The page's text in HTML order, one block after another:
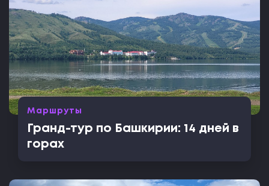
Маршруты
Гранд-тур по Башкирии: 14 дней в
горах